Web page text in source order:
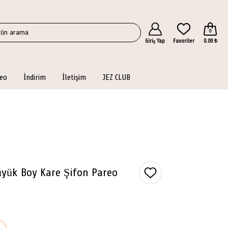
Giriş Yap Favoriler
0
0.00 ₺
İndirim İletişim JEZ CLUB
Boy Kare Şifon Pareo